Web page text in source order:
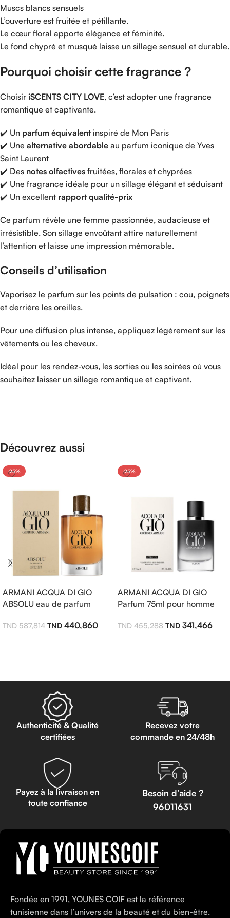
Muscs blancs sensuels
L’ouverture est fruitée et pétillante.
Le cœur floral apporte élégance et féminité.
Le fond chypré et musqué laisse un sillage sensuel et durable.
Pourquoi choisir cette fragrance ?
Choisir iSCENTS CITY LOVE, c’est adopter une fragrance
romantique et captivante.
✔️ Un parfum équivalent inspiré de Mon Paris
✔️ Une alternative abordable au parfum iconique de Yves
Saint Laurent
✔️ Des notes olfactives fruitées, florales et chyprées
✔️ Une fragrance idéale pour un sillage élégant et séduisant
✔️ Un excellent rapportqualité-prix
Ce parfum révèle une femme passionnée, audacieuse et
irrésistible. Son sillage envoûtant attire naturellement
l’attention et laisse une impression mémorable.
Conseils d’utilisation
Vaporisez le parfum sur les points de pulsation : cou, poignets
et derrière les oreilles.
Pour une diffusion plus intense, appliquez légèrement sur les
vêtements ou les cheveux.
Idéal pour les rendez-vous, les sorties ou les soirées où vous
souhaitez laisser un sillage romantique et captivant.
Découvrez aussi
-25%
ARMANI ACQUA DI GIO
ABSOLU eau de parfum
587,814 440,860
-25%
ARMANI ACQUA DI GIO
Parfum 75ml pour homme
455,288 341,466
Authenticité & Qualité
certifiées
Recevez votre
commande en 24/48h
Payez à la livraison en
toute confiance
Besoin d’aide ?
96011631
Fondée en 1991, YOUNES COIF est la référence
tunisienne dans l’univers de la beauté et du bien-être.